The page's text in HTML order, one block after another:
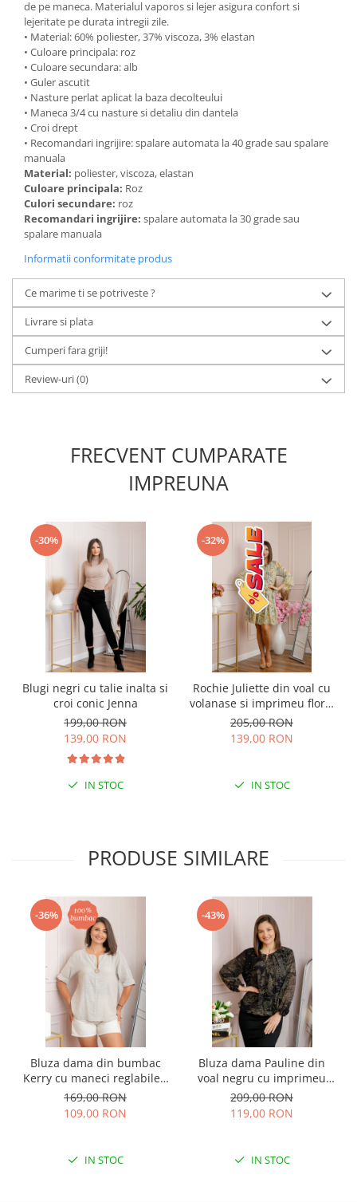
de pe maneca. Materialul vaporos si lejer asigura confort si
lejeritate pe durata intregii zile.
• Material: 60% poliester, 37% viscoza, 3% elastan
• Culoare principala: roz
• Culoare secundara: alb
• Guler ascutit
• Nasture perlat aplicat la baza decolteului
• Maneca 3/4 cu nasture si detaliu din dantela
• Croi drept
• Recomandari ingrijire: spalare automata la 40 grade sau spalare
manuala
Material: poliester, viscoza, elastan
Culoare principala: Roz
Culori secundare: roz
Recomandari ingrijire: spalare automata la 30 grade sau
spalare manuala
Informatii conformitate produs
Ce marime ti se potriveste ?
Livrare si plata
Cumperi fara griji!
Review-uri(0)
FRECVENT CUMPARATE
IMPREUNA
-30%
Blugi negri cu talie inalta si
croi conic Jenna
199,00 RON
139,00 RON
IN STOC
-32%
Rochie Juliette din voal cu
volanase si imprimeu floral
verde pastel
205,00 RON
139,00 RON
IN STOC
PRODUSE SIMILARE
-36%
Bluza dama din bumbac
Kerry cu maneci reglabile -
Ecru
169,00 RON
109,00 RON
IN STOC
-43%
Bluza dama Pauline din
voal negru cu imprimeu
floral auriu
209,00 RON
119,00 RON
IN STOC